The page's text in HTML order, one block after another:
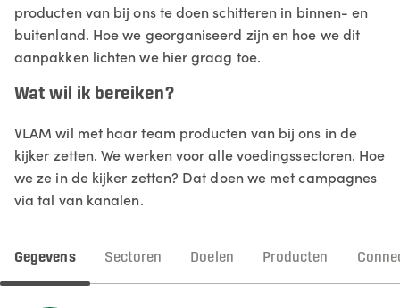
producten van bij ons te doen schitteren in binnen- en
buitenland. Hoe we georganiseerd zijn en hoe we dit
aanpakken lichten we hier graag toe.
Wat wil ik bereiken?
VLAM wil met haar team producten van bij ons in de
kijker zetten. We werken voor alle voedingssectoren. Hoe
we ze in de kijker zetten? Dat doen we met campagnes
via tal van kanalen.
Gegevens Sectoren Doelen Producten